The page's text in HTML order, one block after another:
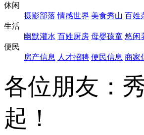
休闲
摄影部落 情感世界 美食秀山 百姓
生活
幽默灌水 百姓厨房 母婴孩童 悠闲
便民
房产信息 人才招聘 便民信息 商家
各位朋友：
起！